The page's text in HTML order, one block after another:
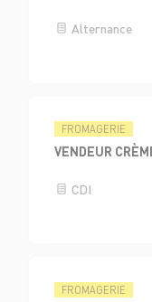
Alternance
FROMAGERIE
VENDEUR
CDI
FROMAGERIE